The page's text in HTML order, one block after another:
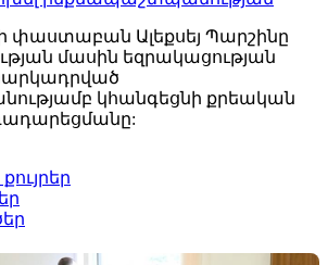
փաստաբան Ալեքսեյ Պարշինը
մասին եզրակացության
կհանգեցնի քրեական